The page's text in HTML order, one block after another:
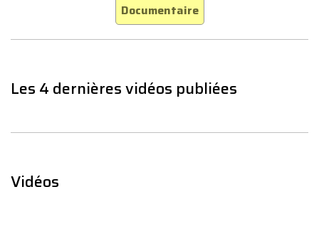
Documentaire
Les 4 dernières vidéos publiées
Vidéos